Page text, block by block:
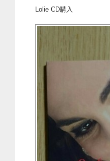
Lolie CD購入